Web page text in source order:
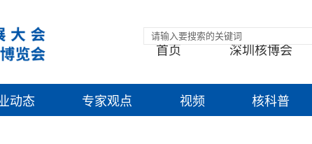
首页 深圳核博会
动态 专家观点 视频 核科普